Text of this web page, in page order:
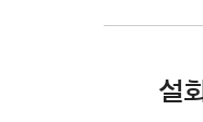
나이·성별·문화에 상관없이 전
설